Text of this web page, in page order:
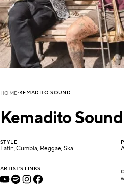
HOME KEMADITO SOUND
Kemadito Sound
STYLE
Latin, Cumbia, Reggae, Ska
ARTIST'S LINKS